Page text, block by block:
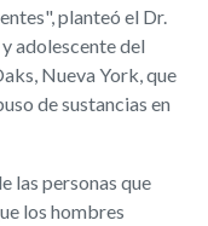
planteó el Dr.
adolescente del
Nueva York, que
de sustancias en
las personas que
los hombres